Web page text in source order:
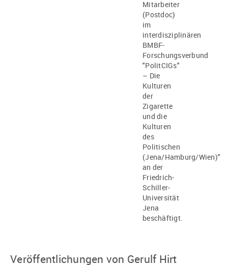
Mitarbeiter
(Postdoc)
im
interdisziplinären
BMBF-
Forschungsverbund
"PolitCIGs"
– Die
Kulturen
der
Zigarette
und die
Kulturen
des
Politischen
(Jena/Hamburg/Wien)"
an der
Friedrich-
Schiller-
Universität
Jena
beschäftigt.
Veröffentlichungen von Gerulf Hirt